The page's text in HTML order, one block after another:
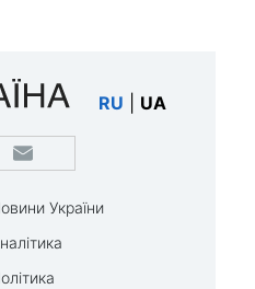
RU UA
України